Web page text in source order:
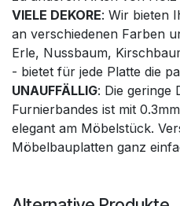
VIELE DEKORE: Wir bieten
an verschiedenen Farben
Erle, Nussbaum,
- bietet für jede Platte die
UNAUFFÄLLIG: Die geringe
Furnierbandes ist mit
elegant am Möbelstück.
Möbelbauplatten ganz